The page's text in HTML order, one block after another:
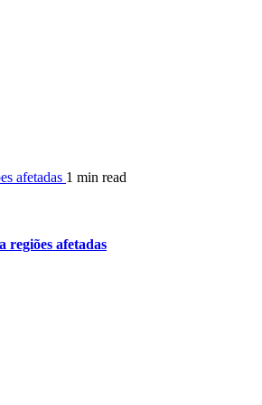
afetadas 1 min read
regiões afetadas